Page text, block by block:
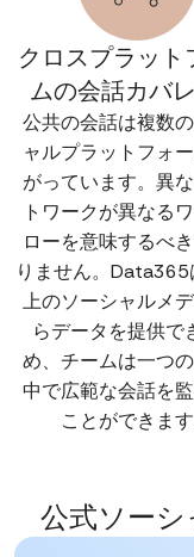
クロスプラット
ムの会話カバ
公共の会話は複数
ャルプラットフォ
がっています。異
トワークが異なる
ローを意味するべ
りません。
上のソーシャルメ
らデータを提供で
め、チームは一つ
中で広範な会話を
ことができます
公式ソー